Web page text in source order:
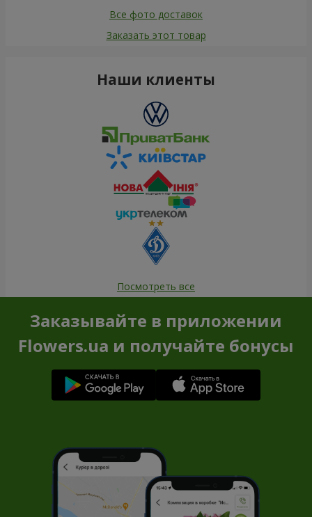
Все фото доставок
Заказать этот товар
Наши клиенты
Посмотреть все
Заказывайте в приложении
Flowers.ua и получайте бонусы